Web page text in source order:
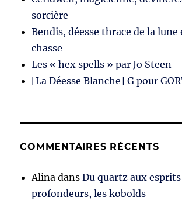
sorcière
Bendis, déesse thrace de la lune
chasse
Les « hex spells » par Jo Steen
[La Déesse Blanche] G pour
COMMENTAIRES RÉCENTS
Alina dansDu quartz aux esprits
profondeurs, les kobolds